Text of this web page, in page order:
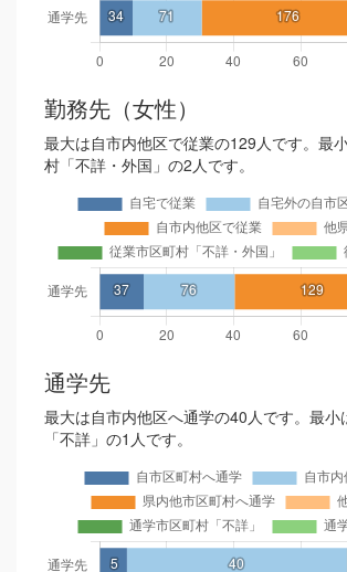
勤務先（女性）
最大は自市内他区で従業の129人です。最
村「不詳・外国」の2人です。
通学先
最大は自市内他区へ通学の40人です。最小
「不詳」の1人です。